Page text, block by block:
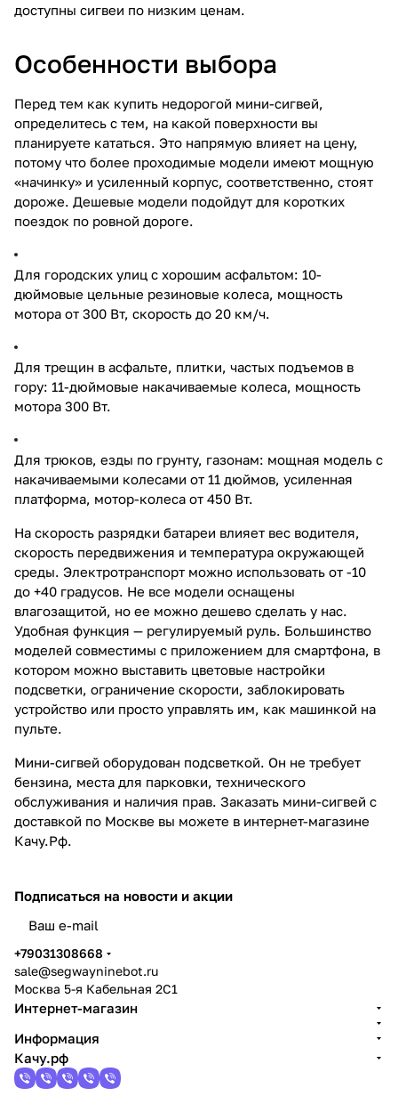
доступны сигвеи по низким ценам.
Особенности выбора
Перед тем как купить недорогой мини-сигвей,
определитесь с тем, на какой поверхности вы
планируете кататься. Это напрямую влияет на цену,
потому что более проходимые модели имеют мощную
«начинку» и усиленный корпус, соответственно, стоят
дороже. Дешевые модели подойдут для коротких
поездок по ровной дороге.
Для городских улиц с хорошим асфальтом: 10-
дюймовые цельные резиновые колеса, мощность
мотора от 300 Вт, скорость до 20 км/ч.
Для трещин в асфальте, плитки, частых подъемов в
гору: 11-дюймовые накачиваемые колеса, мощность
мотора 300 Вт.
Для трюков, езды по грунту, газонам: мощная модель с
накачиваемыми колесами от 11 дюймов, усиленная
платформа, мотор-колеса от 450 Вт.
На скорость разрядки батареи влияет вес водителя,
скорость передвижения и температура окружающей
среды. Электротранспорт можно использовать от -10
до +40 градусов. Не все модели оснащены
влагозащитой, но ее можно дешево сделать у нас.
Удобная функция — регулируемый руль. Большинство
моделей совместимы с приложением для смартфона, в
котором можно выставить цветовые настройки
подсветки, ограничение скорости, заблокировать
устройство или просто управлять им, как машинкой на
пульте.
Мини-сигвей оборудован подсветкой. Он не требует
бензина, места для парковки, технического
обслуживания и наличия прав. Заказать мини-сигвей с
доставкой по Москве вы можете в интернет-магазине
Качу.Рф.
Подписаться на новости и акции
+79031308668
sale@segwayninebot.ru
Москва 5-я Кабельная 2С1
Интернет-магазин
Информация
Качу.рф